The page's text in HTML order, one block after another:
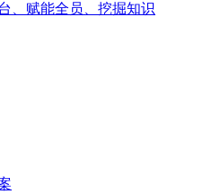
、赋能全员、挖掘知识